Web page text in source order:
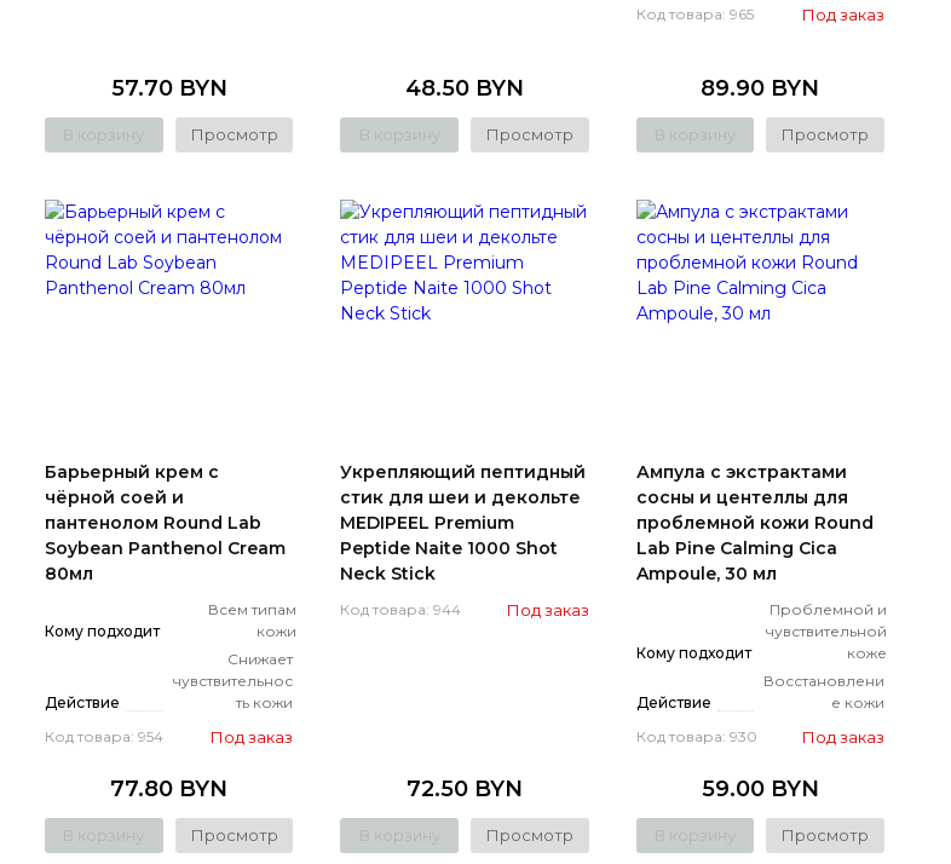
57.70 BYN
В корзину Просмотр
48.50 BYN
В корзину Просмотр
Код товара: 965
Под заказ
89.90 BYN
В корзину Просмотр
Барьерный крем с
чёрной соей и
пантенолом Round Lab
Soybean Panthenol Cream
80мл
Кому подходит
Всем типам
кожи
Действие
Снижает
чувствительнос
ть кожи
Код товара: 954
Под заказ
77.80 BYN
В корзину Просмотр
Укрепляющий пептидный
стик для шеи и декольте
MEDIPEEL Premium
Peptide Naite 1000 Shot
Neck Stick
Код товара: 944 Под заказ
72.50 BYN
В корзину Просмотр
Ампула с экстрактами
сосны и центеллы для
проблемной кожи Round
Lab Pine Calming Cica
Ampoule, 30 мл
Кому подходит
Проблемной и
чувствительной
коже
Действие
Восстановлени
е кожи
Код товара: 930
Под заказ
59.00 BYN
В корзину Просмотр